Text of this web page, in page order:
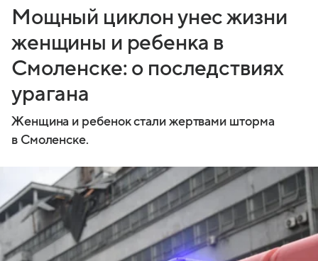
Мощный циклон унес жизни
женщины и ребенка в
Смоленске: о последствиях
урагана
Женщина и ребенок стали жертвами шторма
в Смоленске.